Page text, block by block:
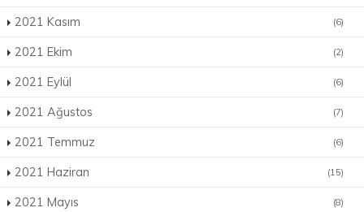
2021 Kasım (6)
2021 Ekim (2)
2021 Eylül (6)
2021 Ağustos (7)
2021 Temmuz (6)
2021 Haziran (15)
2021 Mayıs (8)